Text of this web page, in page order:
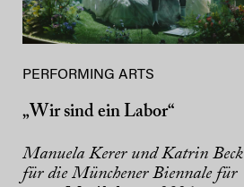
PERFORMING ARTS
„Wir sind ein Labor“
Manuela Kerer und Katrin Beck
für die Münchener Biennale für